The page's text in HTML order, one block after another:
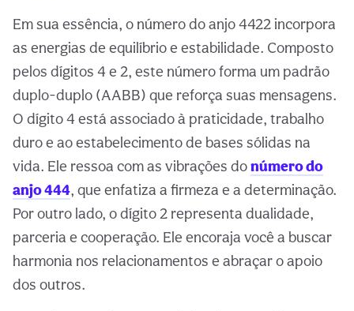
Em sua essência, o número do anjo 4422 incorpora
as energias de equilíbrio e estabilidade. Composto
pelos dígitos 4 e 2, este número forma um padrão
duplo-duplo (AABB) que reforça suas mensagens.
O dígito 4 está associado à praticidade, trabalho
duro e ao estabelecimento de bases sólidas na
vida. Ele ressoa com as vibrações donúmero do
anjo 444, que enfatiza a firmeza e a determinação.
Por outro lado, o dígito 2 representa dualidade,
parceria e cooperação. Ele encoraja você a buscar
harmonia nos relacionamentos e abraçar o apoio
dos outros.